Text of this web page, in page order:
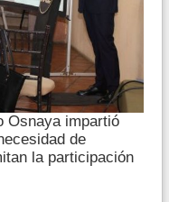
Osnaya impartió
de
la participación